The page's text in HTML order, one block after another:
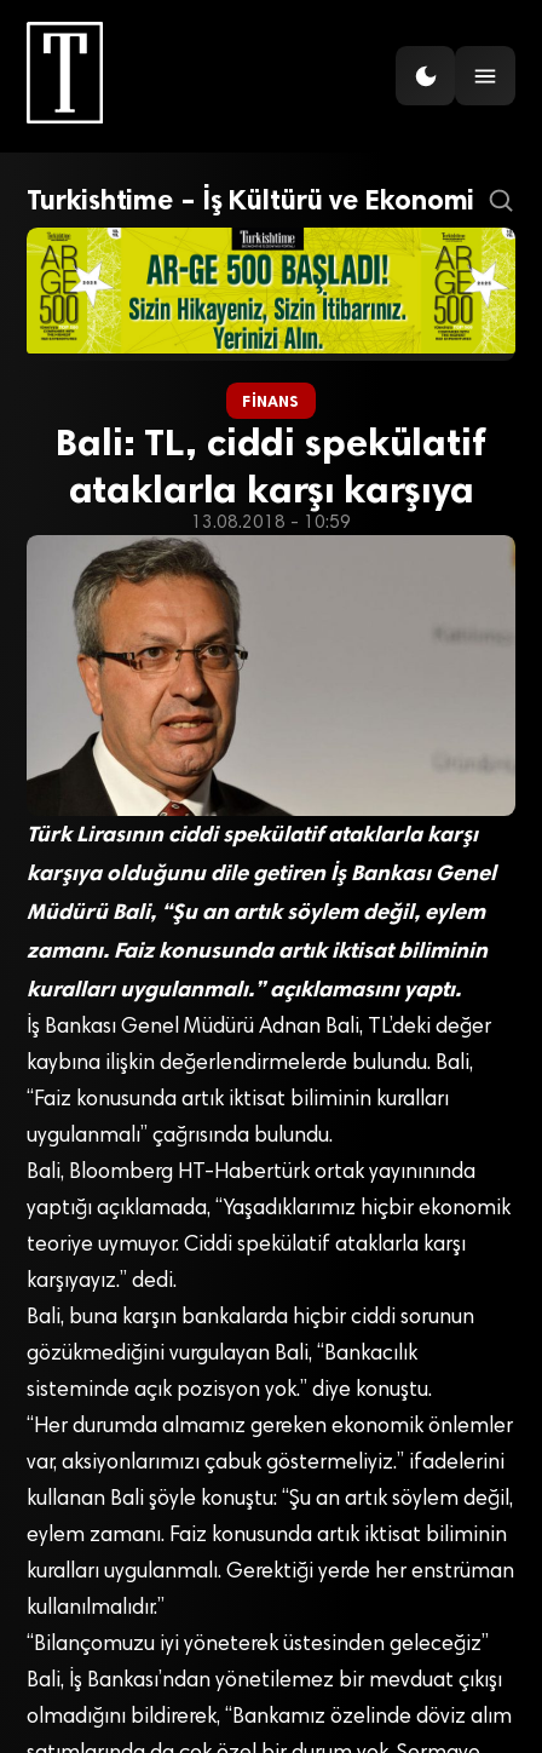
Turkishtime – İş Kültürü ve Ekonomi
FINANS
Bali: TL, ciddi spekülatif
ataklarla karşı karşıya
13.08.2018 - 10:59
Türk Lirasının ciddi spekülatif ataklarla karşı
karşıya olduğunu dile getiren İş Bankası Genel
Müdürü Bali, “Şu an artık söylem değil, eylem
zamanı. Faiz konusunda artık iktisat biliminin
kuralları uygulanmalı.” açıklamasını yaptı.
İş Bankası Genel Müdürü Adnan Bali, TL’deki değer
kaybına ilişkin değerlendirmelerde bulundu. Bali,
“Faiz konusunda artık iktisat biliminin kuralları
uygulanmalı” çağrısında bulundu.
Bali, Bloomberg HT-Habertürk ortak yayınınında
yaptığı açıklamada, “Yaşadıklarımız hiçbir ekonomik
teoriye uymuyor. Ciddi spekülatif ataklarla karşı
karşıyayız.” dedi.
Bali, buna karşın bankalarda hiçbir ciddi sorunun
gözükmediğini vurgulayan Bali, “Bankacılık
sisteminde açık pozisyon yok.” diye konuştu.
“Her durumda almamız gereken ekonomik önlemler
var, aksiyonlarımızı çabuk göstermeliyiz.” ifadelerini
kullanan Bali şöyle konuştu: “Şu an artık söylem değil,
eylem zamanı. Faiz konusunda artık iktisat biliminin
kuralları uygulanmalı. Gerektiği yerde her enstrüman
kullanılmalıdır.”
“Bilançomuzu iyi yöneterek üstesinden geleceğiz”
Bali, İş Bankası’ndan yönetilemez bir mevduat çıkışı
olmadığını bildirerek, “Bankamız özelinde döviz alım